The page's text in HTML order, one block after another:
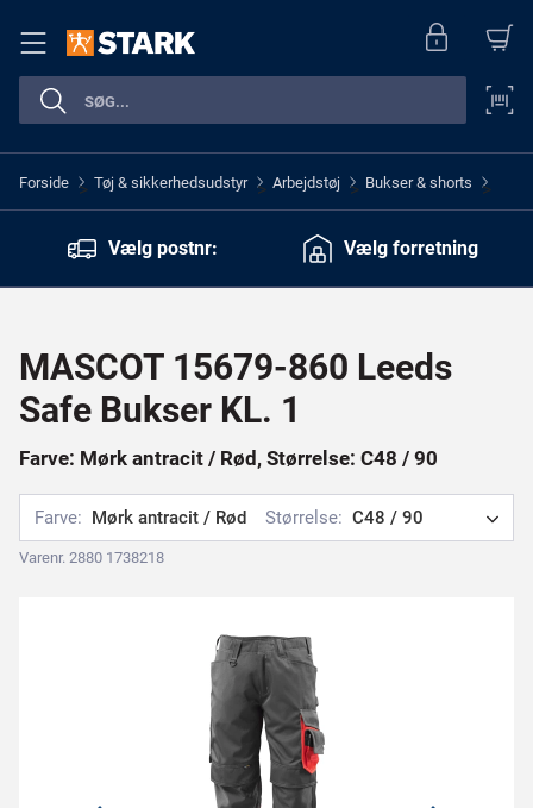
Forside > Tøj & sikkerhedsudstyr > Arbejdstøj > Bukser & shorts >
Vælg postnr: Vælg forretning
MASCOT 15679-860 Leeds
Safe Bukser KL. 1
Farve: Mørk antracit / Rød, Størrelse: C48 / 90
Farve: Mørk antracit / Rød Størrelse: C48 / 90
Varenr. 2880 1738218